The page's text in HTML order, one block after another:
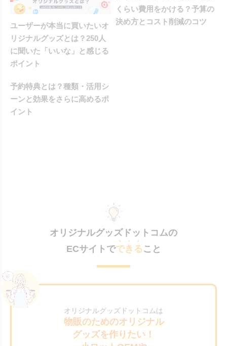
ユーザーが本当に買いたいオ
リジナルグッズとは？250人
に聞いた「いいな」と感じる
ポイント
くらい費用をかける？予算の
決め方とコスト削減のコツ
予約特典とは？種類・活用シ
ーンと効果をさらに高めるポ
イント
オリジナルグッズドットコムの
ECサイトでできること
オリジナルグッズドットコムは
物販のためのオリジナル
グッズを作りたい！